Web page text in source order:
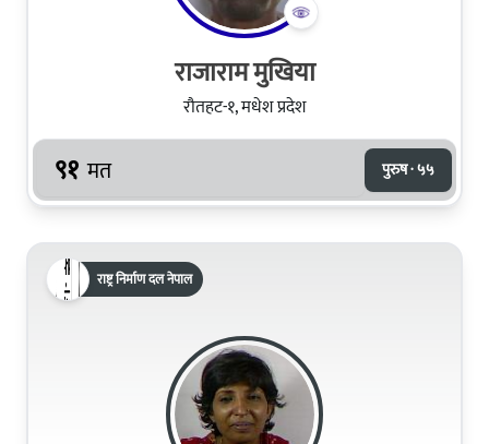
राजाराम मुखिया
रौतहट-१, मधेश प्रदेश
९१ मत पुरुष · ५५
राष्ट्र निर्माण दल नेपाल